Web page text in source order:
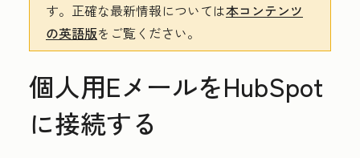
す。 正確な最新情報については本コンテンツ
の英語版をご覧ください。
個人用EメールをHubSpot
に接続する